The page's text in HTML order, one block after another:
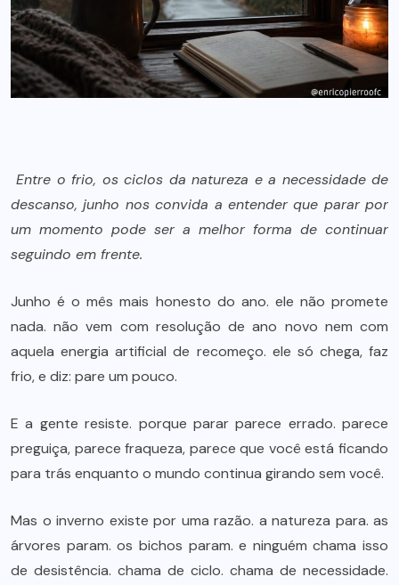
Entre o frio, os ciclos da natureza e a necessidade de
descanso, junho nos convida a entender que parar por
um momento pode ser a melhor forma de continuar
seguindo em frente.
Junho é o mês mais honesto do ano. ele não promete
nada. não vem com resolução de ano novo nem com
aquela energia artificial de recomeço. ele só chega, faz
frio, e diz: pare um pouco.
E a gente resiste. porque parar parece errado. parece
preguiça, parece fraqueza, parece que você está ficando
para trás enquanto o mundo continua girando sem você.
Mas o inverno existe por uma razão. a natureza para. as
árvores param. os bichos param. e ninguém chama isso
de desistência. chama de ciclo. chama de necessidade.